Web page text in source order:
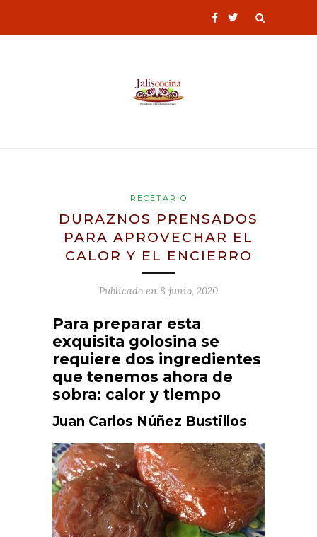
RECETARIO
DURAZNOS PRENSADOS
PARA APROVECHAR EL
CALOR Y EL ENCIERRO
Publicado en 8 junio, 2020
Para preparar esta
exquisita golosina se
requiere dos ingredientes
que tenemos ahora de
sobra: calor y tiempo
Juan Carlos Núñez Bustillos